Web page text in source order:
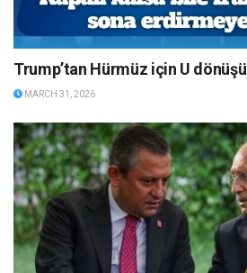
Trump’tan Hürmüz için U dönüşü
MARCH 31, 2026